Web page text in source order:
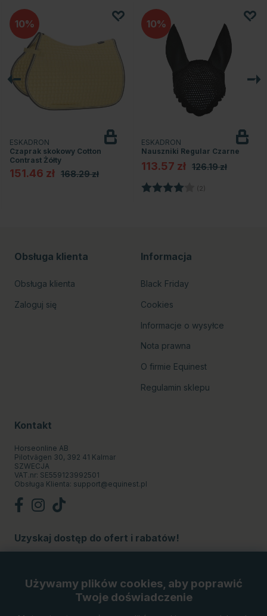
10
ESKADRON
Czaprak skokowy Cotton
Contrast Żółty
151.46 zł 168.29 zł
10
ESKADRON
Nauszniki Regular Czarne
113.57 zł 126.19 zł
Ocena: (2)
Obsługa klienta
Obsługa klienta
Zaloguj się
Informacja
Black Friday
Cookies
Informacje o wysyłce
Nota prawna
O firmie Equinest
Regulamin sklepu
Kontakt
Horseonline AB
Pilotvägen 30, 392 41 Kalmar
SZWECJA
VAT.nr: SE559123992501
Obsługa Klienta: support@equinest.pl
Uzyskaj dostęp do ofert i rabatów!
Używamy plików cookies, aby poprawić
Twoje doświadczenie